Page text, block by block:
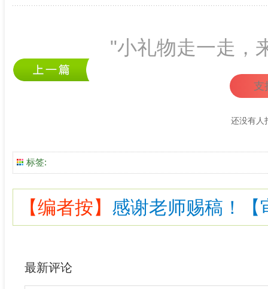
"小礼物走一走，
支
还没有人
标签:
【编者按】 感谢老师赐稿！【
最新评论